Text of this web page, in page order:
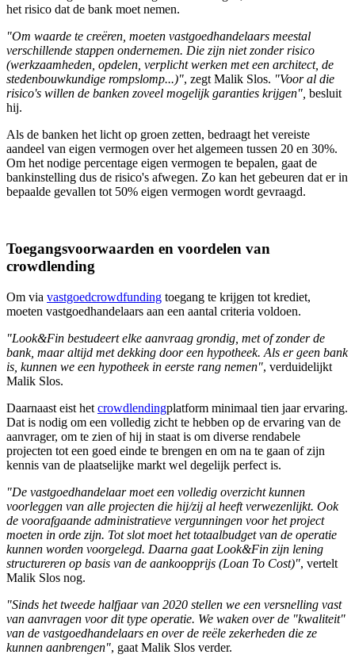
het risico dat de bank moet nemen.
"Om waarde te creëren, moeten vastgoedhandelaars meestal
verschillende stappen ondernemen. Die zijn niet zonder risico
(werkzaamheden, opdelen, verplicht werken met een architect, de
stedenbouwkundige rompslomp...)", zegt Malik Slos. "Voor al die
risico's willen de banken zoveel mogelijk garanties krijgen", besluit
hij.
Als de banken het licht op groen zetten, bedraagt het vereiste
aandeel van eigen vermogen over het algemeen tussen 20 en 30%.
Om het nodige percentage eigen vermogen te bepalen, gaat de
bankinstelling dus de risico's afwegen. Zo kan het gebeuren dat er in
bepaalde gevallen tot 50% eigen vermogen wordt gevraagd.
Toegangsvoorwaarden en voordelen van
crowdlending
Om via vastgoedcrowdfunding toegang te krijgen tot krediet,
moeten vastgoedhandelaars aan een aantal criteria voldoen.
"Look&Fin bestudeert elke aanvraag grondig, met of zonder de
bank, maar altijd met dekking door een hypotheek. Als er geen bank
is, kunnen we een hypotheek in eerste rang nemen", verduidelijkt
Malik Slos.
Daarnaast eist het crowdlendingplatform minimaal tien jaar ervaring.
Dat is nodig om een volledig zicht te hebben op de ervaring van de
aanvrager, om te zien of hij in staat is om diverse rendabele
projecten tot een goed einde te brengen en om na te gaan of zijn
kennis van de plaatselijke markt wel degelijk perfect is.
"De vastgoedhandelaar moet een volledig overzicht kunnen
voorleggen van alle projecten die hij/zij al heeft verwezenlijkt. Ook
de voorafgaande administratieve vergunningen voor het project
moeten in orde zijn. Tot slot moet het totaalbudget van de operatie
kunnen worden voorgelegd. Daarna gaat Look&Fin zijn lening
structureren op basis van de aankoopprijs (Loan To Cost)", vertelt
Malik Slos nog.
"Sinds het tweede halfjaar van 2020 stellen we een versnelling vast
van aanvragen voor dit type operatie. We waken over de "kwaliteit"
van de vastgoedhandelaars en over de reële zekerheden die ze
kunnen aanbrengen", gaat Malik Slos verder.